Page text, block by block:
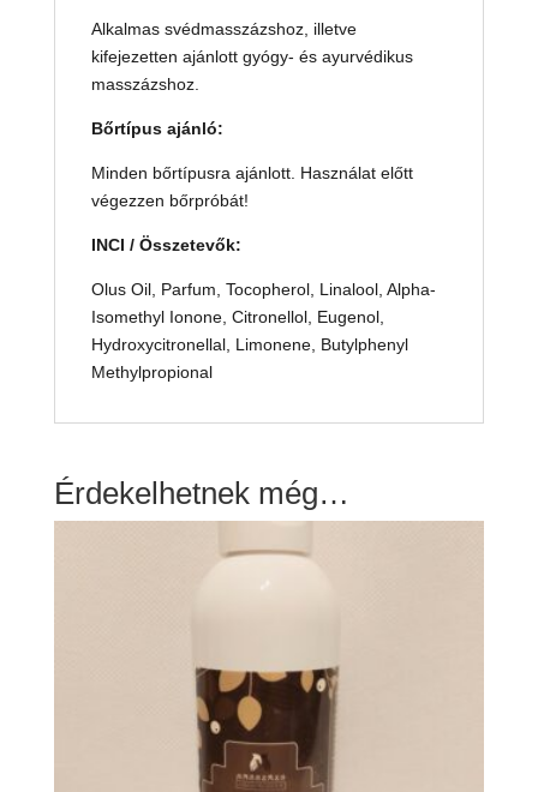
Alkalmas svédmasszázshoz, illetve
kifejezetten ajánlott gyógy- és ayurvédikus
masszázshoz.
Bőrtípus ajánló:
Minden bőrtípusra ajánlott. Használat előtt
végezzen bőrpróbát!
INCI / Összetevők:
Olus Oil, Parfum, Tocopherol, Linalool, Alpha-
Isomethyl Ionone, Citronellol, Eugenol,
Hydroxycitronellal, Limonene, Butylphenyl
Methylpropional
Érdekelhetnek még…